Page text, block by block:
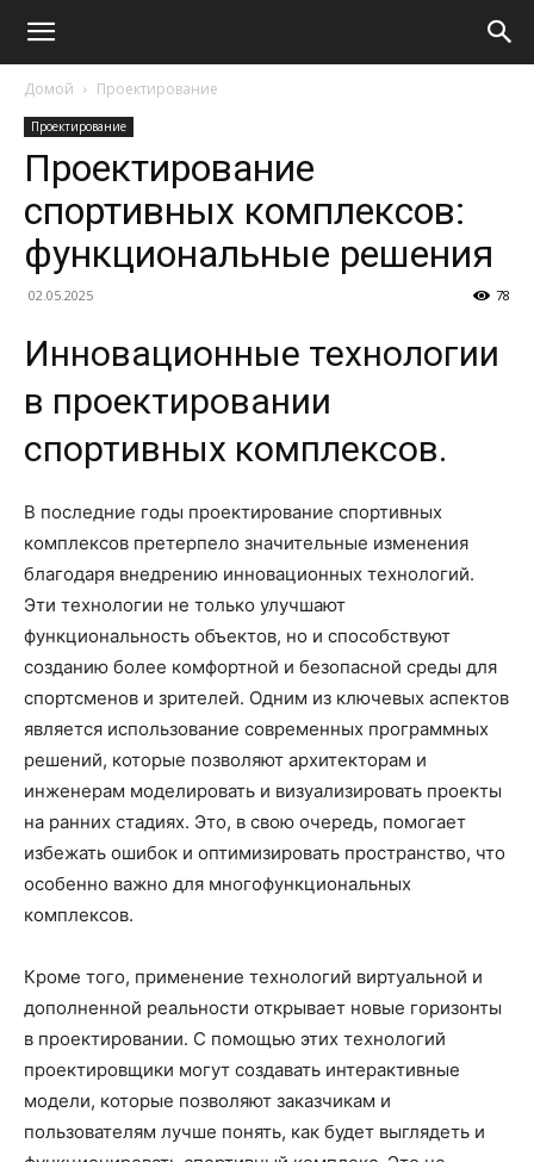
Домой Проектирование
Проектирование
Проектирование
спортивных комплексов:
функциональные решения
02.05.2025 78
Инновационные технологии
в проектировании
спортивных комплексов.
В последние годы проектирование спортивных
комплексов претерпело значительные изменения
благодаря внедрению инновационных технологий.
Эти технологии не только улучшают
функциональность объектов, но и способствуют
созданию более комфортной и безопасной среды для
спортсменов и зрителей. Одним из ключевых аспектов
является использование современных программных
решений, которые позволяют архитекторам и
инженерам моделировать и визуализировать проекты
на ранних стадиях. Это, в свою очередь, помогает
избежать ошибок и оптимизировать пространство, что
особенно важно для многофункциональных
комплексов.
Кроме того, применение технологий виртуальной и
дополненной реальности открывает новые горизонты
в проектировании. С помощью этих технологий
проектировщики могут создавать интерактивные
модели, которые позволяют заказчикам и
пользователям лучше понять, как будет выглядеть и